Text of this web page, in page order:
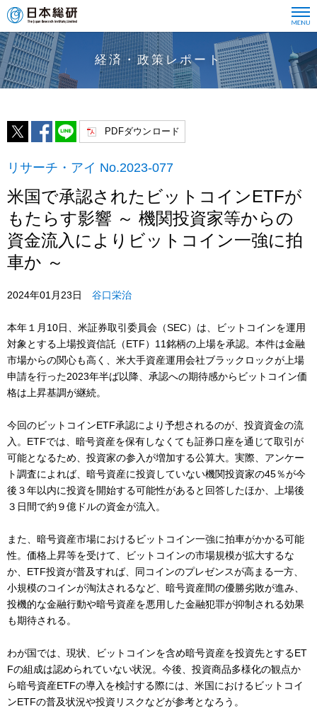
経済・政策レポート
PDFダウンロード
リサーチ・アイ No.2023-077
米国で承認されたビットコインETFが
もたらす影響 ～ 機関投資家等からの
資金流入によりビットコイン一強に拍
車か ～
2024年01月23日 谷口栄治
本年１月10日、米証券取引委員会（SEC）は、ビットコインを運用
対象とする上場投資信託（ETF）11銘柄の上場を承認。本件は金融
市場からの関心も高く、米大手資産運用会社ブラックロックが上場
申請を行った2023年半ば以降、承認への期待感からビットコイン価
格は上昇基調が継続。
今回のビットコインETF承認により予想されるのが、投資資金の流
入。ETFでは、暗号資産を保有しなくても証券口座を通じて取引が
可能となるため、投資家の参入が増加する公算大。実際、アンケー
ト調査によれば、暗号資産に投資していない機関投資家の45％が今
後３年以内に投資を開始する可能性があると回答したほか、上場後
３日間で約９億ドルの資金が流入。
また、暗号資産市場におけるビットコイン一強に拍車がかかる可能
性。価格上昇等を受けて、ビットコインの市場規模が拡大するな
か、ETF投資が普及すれば、同コインのプレゼンスが高まる一方、
小規模のコインが淘汰されるなど、暗号資産間の優勝劣敗が進み、
投機的な金融行動や暗号資産を悪用した金融犯罪が抑制される効果
も期待される。
わが国では、現状、ビットコインを含め暗号資産を投資先とするET
Fの組成は認められていない状況。今後、投資商品多様化の観点か
ら暗号資産ETFの導入を検討する際には、米国におけるビットコイ
ンETFの普及状況や投資リスクなどが参考となろう。